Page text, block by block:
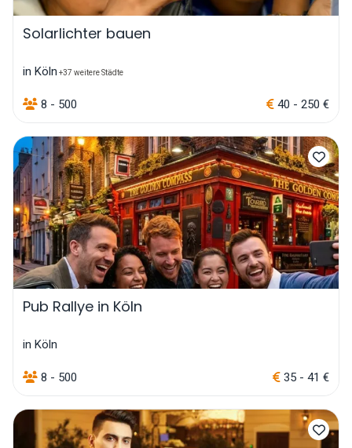
Solarlichter bauen
in Köln +37 weitere Städte
8 - 500 40 - 250 €
Pub Rallye in Köln
in Köln
8 - 500 35 - 41 €